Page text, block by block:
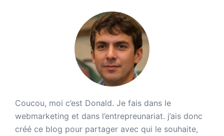
Coucou, moi c’est Donald. Je fais dans le
webmarketing et dans l’entrepreunariat. j’ais donc
créé ce blog pour partager avec qui le souhaite,